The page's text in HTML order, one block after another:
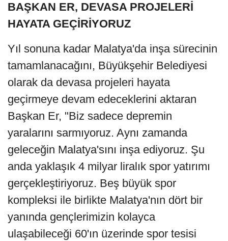
BAŞKAN ER, DEVASA PROJELERİ
HAYATA GEÇİRİYORUZ
Yıl sonuna kadar Malatya'da inşa sürecinin
tamamlanacağını, Büyükşehir Belediyesi
olarak da devasa projeleri hayata
geçirmeye devam edeceklerini aktaran
Başkan Er, "Biz sadece depremin
yaralarını sarmıyoruz. Aynı zamanda
geleceğin Malatya'sını inşa ediyoruz. Şu
anda yaklaşık 4 milyar liralık spor yatırımı
gerçekleştiriyoruz. Beş büyük spor
kompleksi ile birlikte Malatya'nın dört bir
yanında gençlerimizin kolayca
ulaşabileceği 60'ın üzerinde spor tesisi